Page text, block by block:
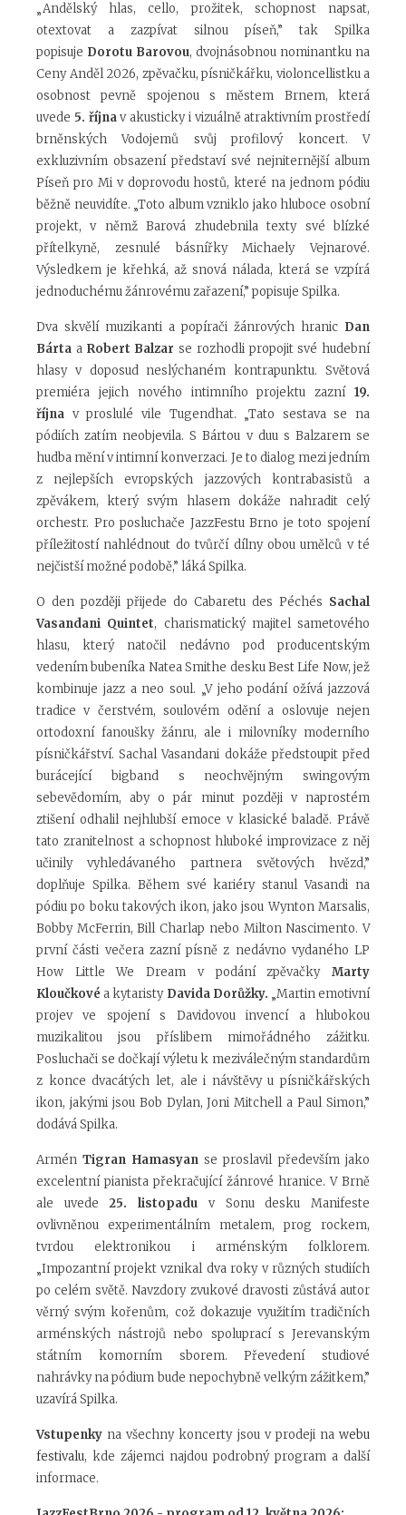
„Andělský hlas, cello, prožitek, schopnost napsat,
otextovat a zazpívat silnou píseň,” tak Spilka
popisuje Dorotu Barovou, dvojnásobnou nominantku na
Ceny Anděl 2026, zpěvačku, písničkářku, violoncellistku a
osobnost pevně spojenou s městem Brnem, která
uvede 5. říjnav akusticky i vizuálně atraktivním prostředí
brněnských Vodojemů svůj profilový koncert. V
exkluzivním obsazení představí své nejniternější album
Píseň pro Mi v doprovodu hostů, které na jednom pódiu
běžně neuvidíte. „Toto album vzniklo jako hluboce osobní
projekt, v němž Barová zhudebnila texty své blízké
přítelkyně, zesnulé básnířky Michaely Vejnarové.
Výsledkem je křehká, až snová nálada, která se vzpírá
jednoduchému žánrovému zařazení,” popisuje Spilka.
Dva skvělí muzikanti a popírači žánrových hranic Dan
Bárta a Robert Balzar se rozhodli propojit své hudební
hlasy v doposud neslýchaném kontrapunktu. Světová
premiéra jejich nového intimního projektu zazní 19.
října v proslulé vile Tugendhat. „Tato sestava se na
pódiích zatím neobjevila. S Bártou v duu s Balzarem se
hudba mění v intimní konverzaci. Je to dialog mezi jedním
z nejlepších evropských jazzových kontrabasistů a
zpěvákem, který svým hlasem dokáže nahradit celý
orchestr. Pro posluchače JazzFestu Brno je toto spojení
příležitostí nahlédnout do tvůrčí dílny obou umělců v té
nejčistší možné podobě,” láká Spilka.
O den později přijede do Cabaretu des Péchés Sachal
Vasandani Quintet, charismatický majitel sametového
hlasu, který natočil nedávno pod producentským
vedením bubeníka Natea Smithe desku Best Life Now, jež
kombinuje jazz a neo soul. „V jeho podání ožívá jazzová
tradice v čerstvém, soulovém odění a oslovuje nejen
ortodoxní fanoušky žánru, ale i milovníky moderního
písničkářství. Sachal Vasandani dokáže předstoupit před
burácející bigband s neochvějným swingovým
sebevědomím, aby o pár minut později v naprostém
ztišení odhalil nejhlubší emoce v klasické baladě. Právě
tato zranitelnost a schopnost hluboké improvizace z něj
učinily vyhledávaného partnera světových hvězd,”
doplňuje Spilka. Během své kariéry stanul Vasandi na
pódiu po boku takových ikon, jako jsou Wynton Marsalis,
Bobby McFerrin, Bill Charlap nebo Milton Nascimento. V
první části večera zazní písně z nedávno vydaného LP
How Little We Dream v podání zpěvačky Marty
Kloučkové a kytaristy Davida Dorůžky. „Martin emotivní
projev ve spojení s Davidovou invencí a hlubokou
muzikalitou jsou příslibem mimořádného zážitku.
Posluchači se dočkají výletu k meziválečným standardům
z konce dvacátých let, ale i návštěvy u písničkářských
ikon, jakými jsou Bob Dylan, Joni Mitchell a Paul Simon,”
dodává Spilka.
ArménTigran Hamasyanse proslavil především jako
excelentní pianista překračující žánrové hranice. V Brně
ale uvede25. listopadu v Sonu desku Manifeste
ovlivněnou experimentálním metalem, prog rockem,
tvrdou elektronikou i arménským folklorem.
„Impozantní projekt vznikal dva roky v různých studiích
po celém světě. Navzdory zvukové dravosti zůstává autor
věrný svým kořenům, což dokazuje využitím tradičních
arménských nástrojů nebo spoluprací s Jerevanským
státním komorním sborem. Převedení studiové
nahrávky na pódium bude nepochybně velkým zážitkem,”
uzavírá Spilka.
Vstupenky na všechny koncerty jsou v prodeji na webu
festivalu, kde zájemci najdou podrobný program a další
informace.